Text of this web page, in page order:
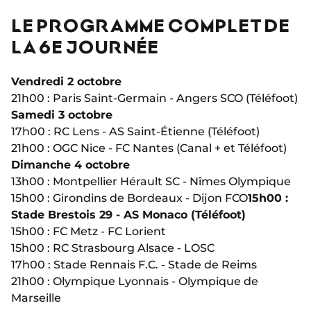
LE PROGRAMME COMPLET DE
LA 6E JOURNÉE
Vendredi 2 octobre
21h00 : Paris Saint-Germain - Angers SCO (Téléfoot)
Samedi 3 octobre
17h00 : RC Lens - AS Saint-Étienne (Téléfoot)
21h00 : OGC Nice - FC Nantes (Canal + et Téléfoot)
Dimanche 4 octobre
13h00 : Montpellier Hérault SC - Nîmes Olympique
15h00 : Girondins de Bordeaux - Dijon FCO15h00 :
Stade Brestois 29 - AS Monaco (Téléfoot)
15h00 : FC Metz - FC Lorient
15h00 : RC Strasbourg Alsace - LOSC
17h00 : Stade Rennais F.C. - Stade de Reims
21h00 : Olympique Lyonnais - Olympique de
Marseille